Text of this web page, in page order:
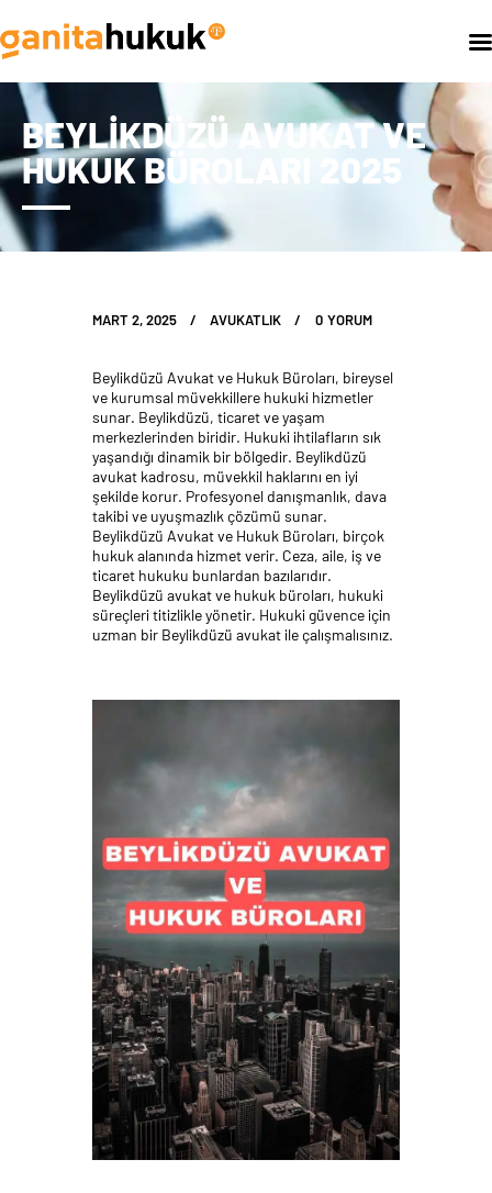
BEYLIKDÜZÜ AVUKAT VE
HUKUK BÜROLARI 2025
ANASAYFA
HAKKIMIZDA
FAALIYET ALANLARIMIZ
MART 2, 2025 AVUKATLIK 0 YORUM
Beylikdüzü Avukat ve Hukuk Büroları, bireysel
ve kurumsal müvekkillere hukuki hizmetler
sunar. Beylikdüzü, ticaret ve yaşam
merkezlerinden biridir. Hukuki ihtilafların sık
yaşandığı dinamik bir bölgedir. Beylikdüzü
avukat kadrosu, müvekkil haklarını en iyi
şekilde korur. Profesyonel danışmanlık, dava
takibi ve uyuşmazlık çözümü sunar.
Beylikdüzü Avukat ve Hukuk Büroları, birçok
hukuk alanında hizmet verir. Ceza, aile, iş ve
ticaret hukuku bunlardan bazılarıdır.
Beylikdüzü avukat ve hukuk büroları, hukuki
süreçleri titizlikle yönetir. Hukuki güvence için
uzman bir Beylikdüzü avukat ile çalışmalısınız.